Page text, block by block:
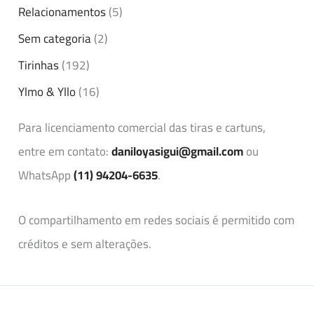
Relacionamentos(5)
Sem categoria(2)
Tirinhas(192)
Ylmo & Yllo(16)
Para licenciamento comercial das tiras e cartuns,
entre em contato:daniloyasigui@gmail.comou
WhatsApp(11) 94204-6635.
O compartilhamento em redes sociais é permitido com
créditos e sem alterações.